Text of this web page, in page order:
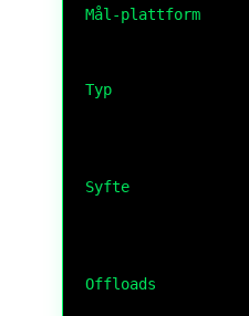
Mål-plattform
Typ
Syfte
Offloads